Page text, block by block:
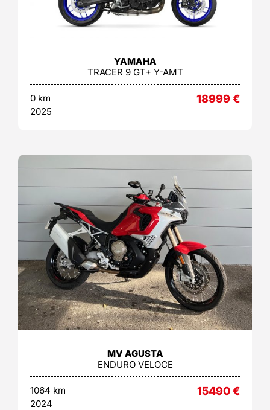
YAMAHA
TRACER 9 GT+ Y-AMT
0 km
2025
18999€
MV AGUSTA
ENDURO VELOCE
1064 km
2024
15490€